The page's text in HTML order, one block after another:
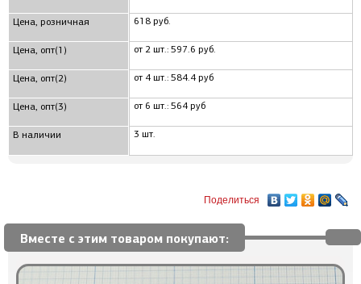
Цена, розничная
Цена, опт(1)
Цена, опт(2)
Цена, опт(3)
В наличии
618 руб.
от 2 шт.: 597.6 руб.
от 4 шт.: 584.4 руб
от 6 шт.: 564 руб
3 шт.
Поделиться
Вместе с этим товаром покупают: